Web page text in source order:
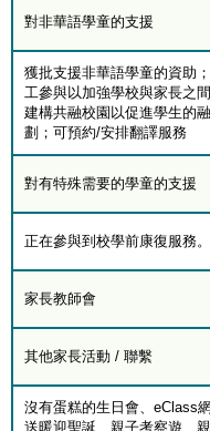
對非華語學童的支援
獲批支援非華語學童的資助
工參與以加強學校與家長之
建構共融校園以促進學生的
劃；可預約/安排翻譯服務
對有特殊需要的學童的支援
正在參與到校學前康復服務。
家長教師會
其他家長活動 / 聯繫
沒有蛋糕的生日會、eClass
送暖迎聖誕、親子考察遊、